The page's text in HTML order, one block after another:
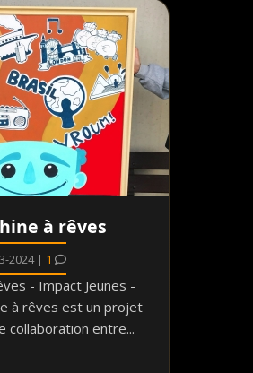
à rêves
2024 | 1
- Impact Jeunes -
à rêves est un projet
collaboration entre...